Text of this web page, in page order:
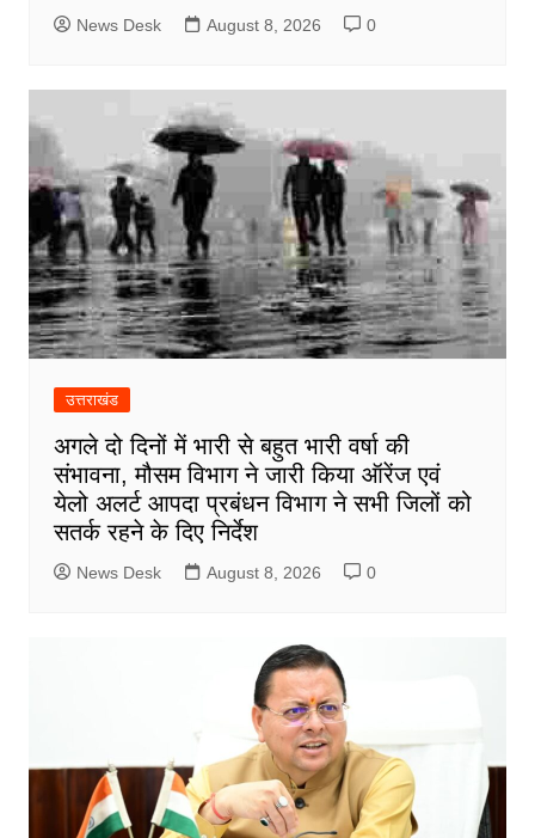
News Desk August 8, 2026 0
उत्तराखंड
अगले दो दिनों में भारी से बहुत भारी वर्षा की
संभावना, मौसम विभाग ने जारी किया ऑरेंज एवं
येलो अलर्ट आपदा प्रबंधन विभाग ने सभी जिलों को
सतर्क रहने के दिए निर्देश
News Desk August 8, 2026 0